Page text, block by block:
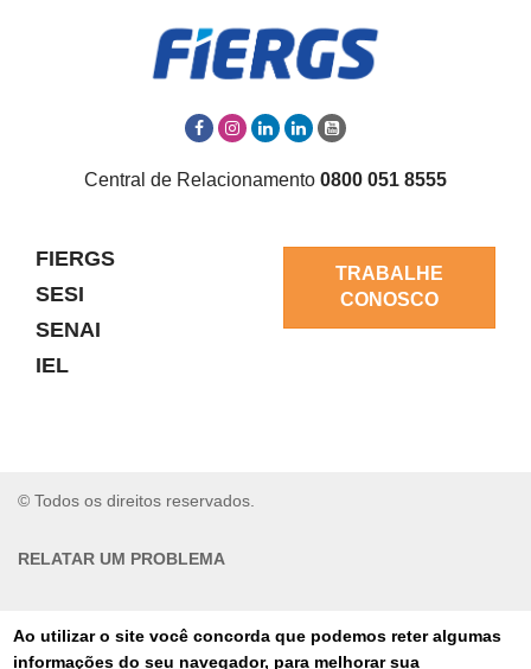
Ao utilizar o site você concorda que podemos reter algumas
informações do seu navegador, para melhorar sua
Central de Relacionamento 0800 051 8555
FIERGS
SESI
SENAI
IEL
TRABALHE
CONOSCO
© Todos os direitos reservados.
RELATAR UM PROBLEMA